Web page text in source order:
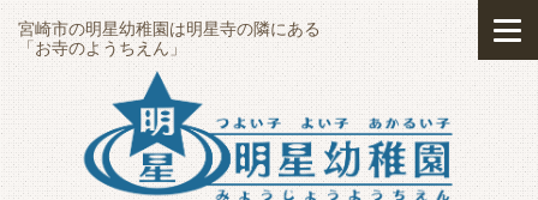
宮崎市の明星幼稚園は明星寺の隣にある
「お寺のようちえん」